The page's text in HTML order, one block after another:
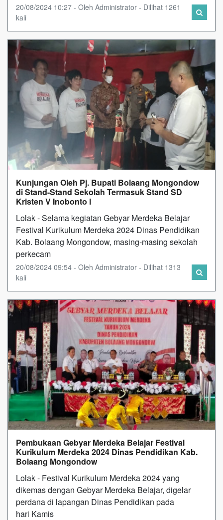
20/08/2024 10:27 - Oleh Administrator - Dilihat 1261
kali
Kunjungan Oleh Pj. Bupati Bolaang Mongondow
di Stand-Stand Sekolah Termasuk Stand SD
Kristen V Inobonto I
Lolak - Selama kegiatan Gebyar Merdeka Belajar
Festival Kurikulum Merdeka 2024 Dinas Pendidikan
Kab. Bolaang Mongondow, masing-masing sekolah
perkecam
20/08/2024 09:54 - Oleh Administrator - Dilihat 1313
kali
Pembukaan Gebyar Merdeka Belajar Festival
Kurikulum Merdeka 2024 Dinas Pendidikan Kab.
Bolaang Mongondow
Lolak - Festival Kurikulum Merdeka 2024 yang
dikemas dengan Gebyar Merdeka Belajar, digelar
perdana di lapangan Dinas Pendidikan pada
hari Kamis